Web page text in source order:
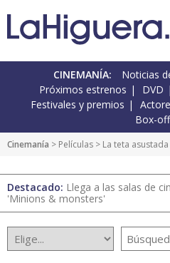
CINEMANÍA: Noticias
Próximos estrenos
DVD
Festivales y premios
Box-
Cinemanía > Películas > La teta asustada
Destacado: Llega a las salas de
'Minions & monsters'